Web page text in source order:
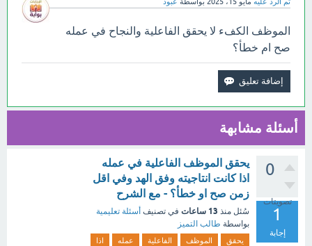
الموظف الكفء لا يحقق الفاعلية والنجاح في عمله
صح ام خطأ؟
أسئلة مشابهة
0
تصويتات
1
إجابة
يحقق الموظف الفاعلية في عمله
اذا كانت انتاجيته وفق الهد وفي اقل
زمن صح او خطأ؟ - مع الشرح
سُئل منذ 13 ساعات في تصنيف أسئلة تعليمية
بواسطة طالب التميز
يحقق الموظف الفاعلية عمله
اذا